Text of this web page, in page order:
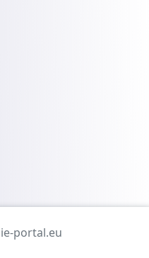
portal.eu